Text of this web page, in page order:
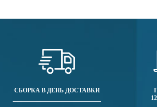
СБОРКА В ДЕНЬ ДОСТАВКИ